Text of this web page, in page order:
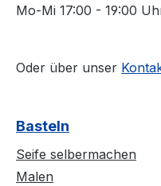
Mo-Mi 17:00 - 19:00
Oder über unser
Basteln
Seife selbermachen
Malen